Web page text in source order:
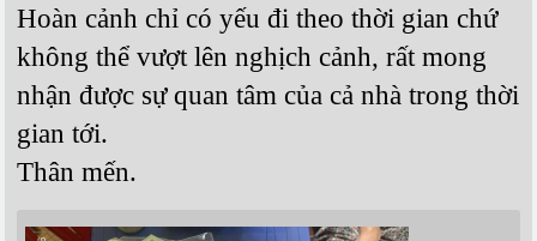
Hoàn cảnh chỉ có yếu đi theo thời gian chứ
không thể vượt lên nghịch cảnh, rất mong
nhận được sự quan tâm của cả nhà trong thời
gian tới.
Thân mến.